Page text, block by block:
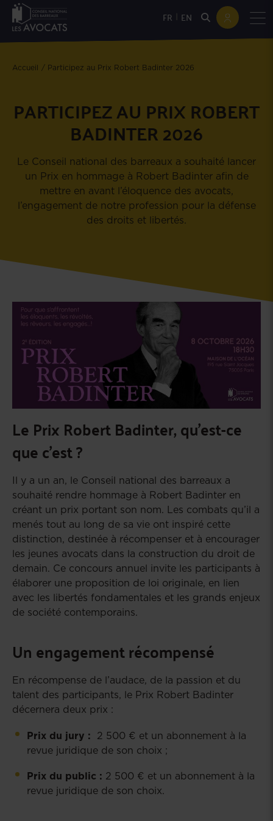
FR EN
Accueil Participez au Prix Robert Badinter 2026
PARTICIPEZ AU PRIX ROBERT
BADINTER 2026
Le Conseil national des barreaux a souhaité lancer
un Prix en hommage à Robert Badinter afin de
mettre en avant l’éloquence des avocats,
l’engagement de notre profession pour la défense
des droits et libertés.
Le Prix Robert Badinter, qu'est-ce
que c'est ?
Il y a un an, le Conseil national des barreaux a
souhaité rendre hommage à Robert Badinter en
créant un prix portant son nom. Les combats qu’il a
menés tout au long de sa vie ont inspiré cette
distinction, destinée à récompenser et à encourager
les jeunes avocats dans la construction du droit de
demain. Ce concours annuel invite les participants à
élaborer une proposition de loi originale, en lien
avec les libertés fondamentales et les grands enjeux
de société contemporains.
Un engagement récompensé
En récompense de l’audace, de la passion et du
talent des participants, le Prix Robert Badinter
décernera deux prix :
Prix du jury : 2 500 € et un abonnement à la
revue juridique de son choix ;
Prix du public : 2 500 € et un abonnement à la
revue juridique de son choix.